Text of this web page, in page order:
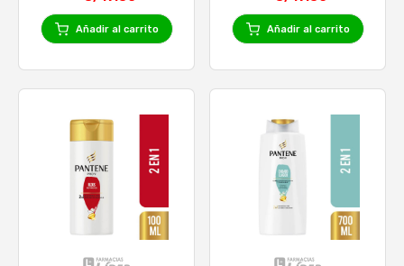
Añadir al carrito Añadir al carrito